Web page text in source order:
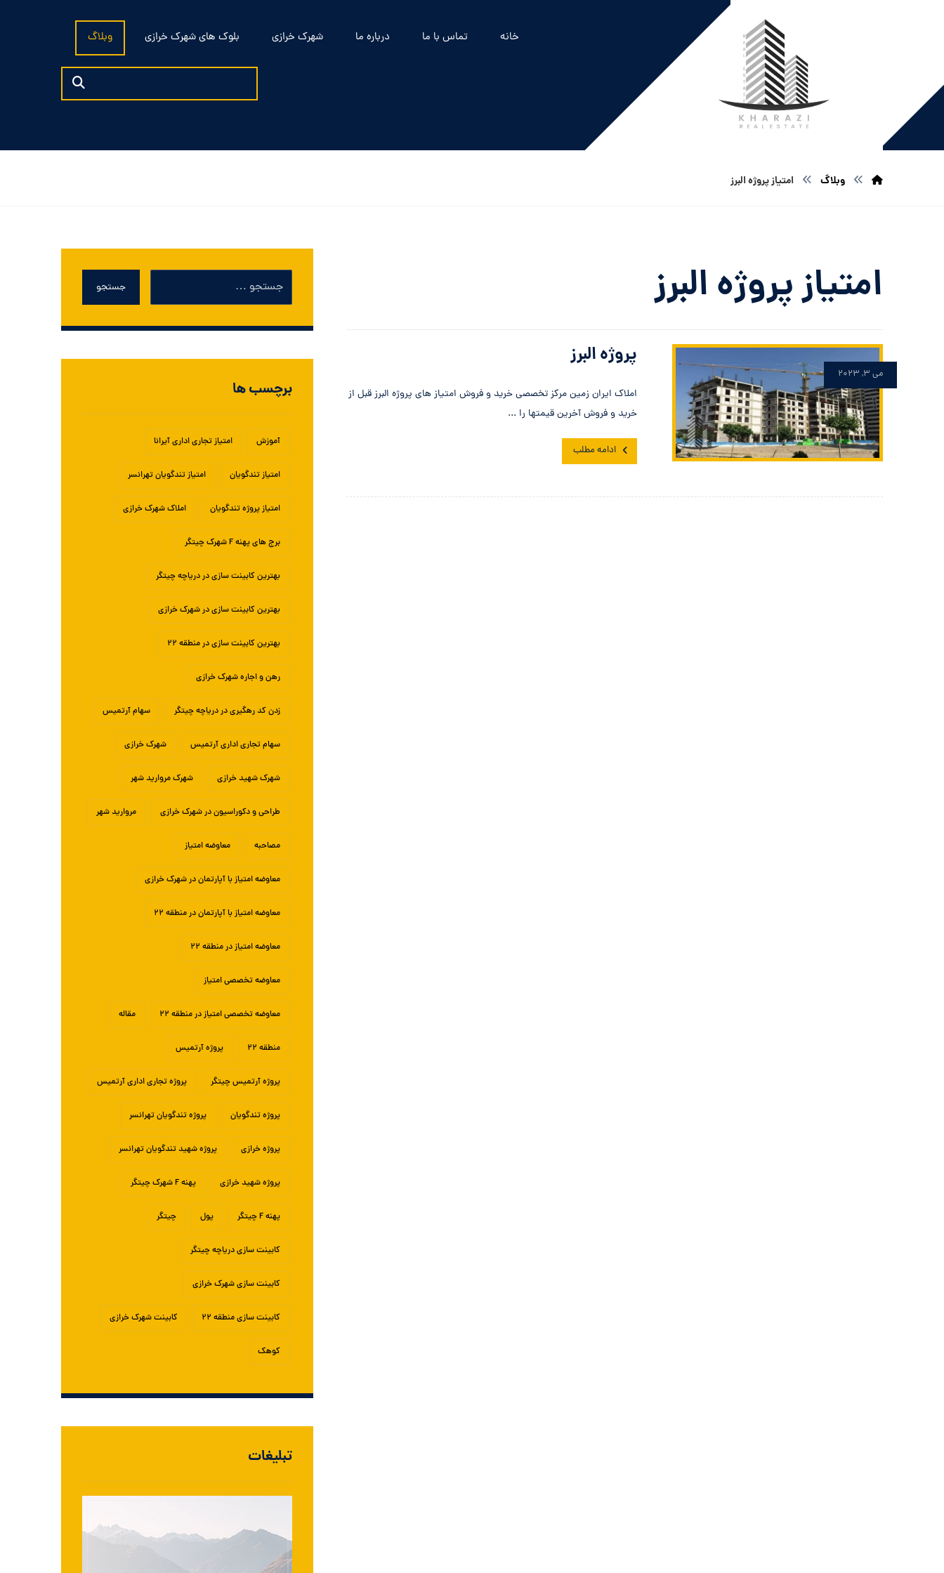
خانه تماس با ما درباره ما شهرک خرازی بلوک های شهرک خرازی وبلاگ
وبلاگ امتیاز پروژه البرز
امتیاز پروژه البرز
پروژه البرز
می ۳, ۲۰۲۳
املاک ایران زمین مرکز تخصصی خرید و فروش امتیاز های پروژه البرز قبل از
خرید و فروش آخرین قیمتها را ...
ادامه مطلب
جستجو
برچسب ها
آموزش امتیاز تجاری اداری آیرانا
امتیاز تندگویان امتیاز تندگویان تهرانسر
امتیاز پروژه تندگویان املاک شهرک خرازی
برج های پهنه F شهرک چیتگر
بهترین کابینت سازی در دریاچه چیتگر
بهترین کابینت سازی در شهرک خرازی
بهترین کابینت سازی در منطقه ۲۲
رهن و اجاره شهرک خرازی
زدن کد رهگیری در دریاچه چیتگر سهام آرتمیس
سهام تجاری اداری آرتمیس شهرک خرازی
شهرک شهید خرازی شهرک مروارید شهر
طراحی و دکوراسیون در شهرک خرازی مروارید شهر
مصاحبه معاوضه امتیاز
معاوضه امتیاز با آپارتمان در شهرک خرازی
معاوضه امتیاز با آپارتمان در منطقه ۲۲
معاوضه امتیاز در منطقه ۲۲
معاوضه تخصصی امتیاز
معاوضه تخصصی امتیاز در منطقه ۲۲ مقاله
منطقه ۲۲ پروژه آرتمیس
پروژه آرتمیس چیتگر پروژه تجاری اداری آرتمیس
پروژه تندگویان پروژه تندگویان تهرانسر
پروژه خرازی پروژه شهید تندگویان تهرانسر
پروژه شهید خرازی پهنه F شهرک چیتگر
پهنه F چیتگر پول چیتگر
کابینت سازی دریاچه چیتگر
کابینت سازی شهرک خرازی
کابینت سازی منطقه ۲۲ کابینت شهرک خرازی
کوهک
تبلیغات